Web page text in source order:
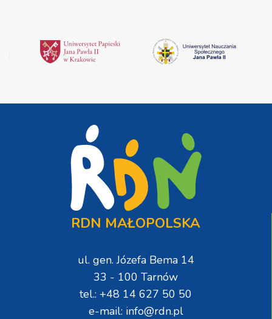
RDN MAŁOPOLSKA
ul. gen. Józefa Bema 14
33 - 100 Tarnów
tel.: +48 14 627 50 50
e-mail: info@rdn.pl